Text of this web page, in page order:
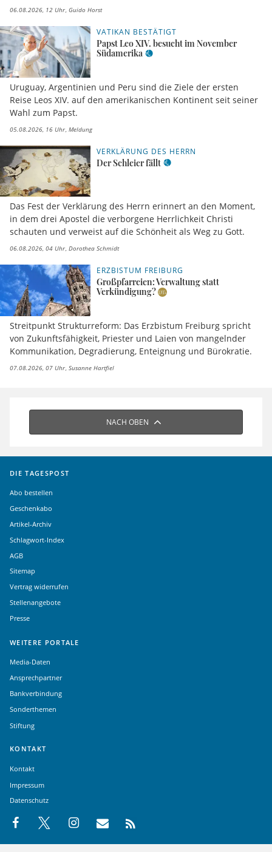
06.08.2026, 12 Uhr Guido Horst
VATIKAN BESTÄTIGT
Papst Leo XIV. besucht im November
Südamerika
Uruguay, Argentinien und Peru sind die Ziele der ersten
Reise Leos XIV. auf den amerikanischen Kontinent seit seiner
Wahl zum Papst.
05.08.2026, 16 Uhr Meldung
VERKLÄRUNG DES HERRN
Der Schleier fällt
Das Fest der Verklärung des Herrn erinnert an den Moment,
in dem drei Apostel die verborgene Herrlichkeit Christi
schauten und verweist auf die Schönheit als Weg zu Gott.
06.08.2026, 04 Uhr Dorothea Schmidt
ERZBISTUM FREIBURG
Großpfarreien: Verwaltung statt
Verkündigung?
Streitpunkt Strukturreform: Das Erzbistum Freiburg spricht
von Zukunftsfähigkeit, Priester und Laien von mangelnder
Kommunikation, Degradierung, Enteignung und Bürokratie.
07.08.2026, 07 Uhr Susanne Hartfiel
NACH OBEN
DIE TAGESPOST
Abo bestellen
Geschenkabo
Artikel-Archiv
Schlagwort-Index
AGB
Sitemap
Vertrag widerrufen
Stellenangebote
Presse
WEITERE PORTALE
Media-Daten
Ansprechpartner
Bankverbindung
Sonderthemen
Stiftung
KONTAKT
Kontakt
Impressum
Datenschutz